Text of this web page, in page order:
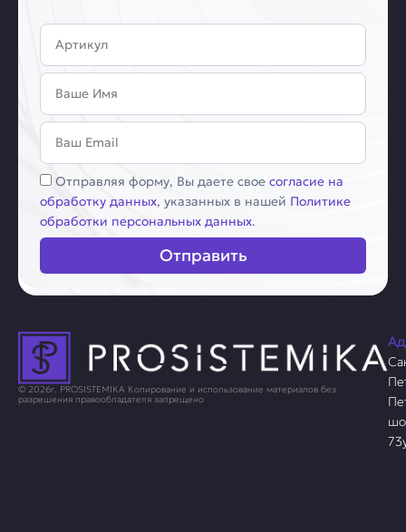
Артикул
Имя
Email
Соглашение
Отправляя форму, Вы даете свое согласие на
обработку данных, указанных в нашей Политике
обработки персональных данных.
Отправить
© 2026г. PROSISTEMIKA Копирование и использование материалов без
разрешения правообладателя запрещено